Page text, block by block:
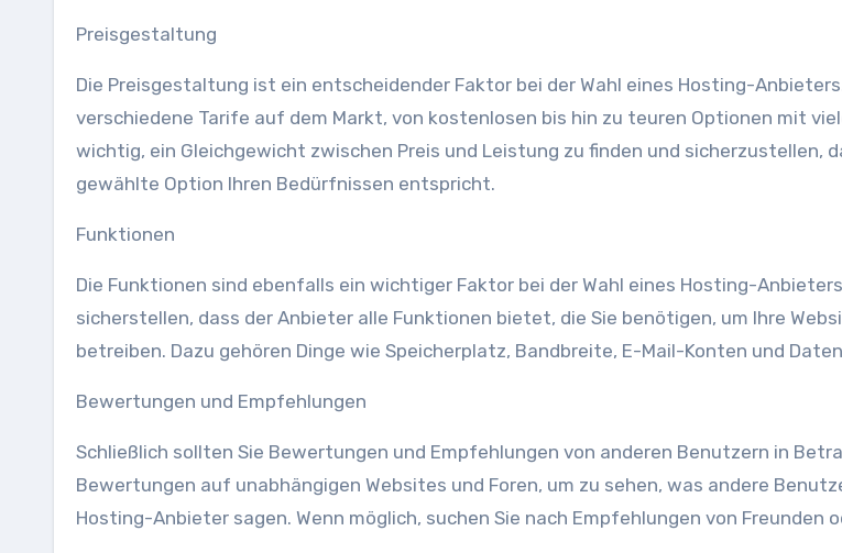
Preisgestaltung
Die Preisgestaltung ist ein entscheidender Faktor bei der Wahl eines Hosting-
verschiedene Tarife auf dem Markt, von kostenlosen bis hin zu teuren Optionen mit
wichtig, ein Gleichgewicht zwischen Preis und Leistung zu finden und sicherzustellen,
gewählte Option Ihren Bedürfnissen entspricht.
Funktionen
Die Funktionen sind ebenfalls ein wichtiger Faktor bei der Wahl eines Hosting-
sicherstellen, dass der Anbieter alle Funktionen bietet, die Sie benötigen, um Ihre
betreiben. Dazu gehören Dinge wie Speicherplatz, Bandbreite, E-Mail-Konten und
Bewertungen und Empfehlungen
Schließlich sollten Sie Bewertungen und Empfehlungen von anderen Benutzern in
Bewertungen auf unabhängigen Websites und Foren, um zu sehen, was andere
Hosting-Anbieter sagen. Wenn möglich, suchen Sie nach Empfehlungen von Freunden